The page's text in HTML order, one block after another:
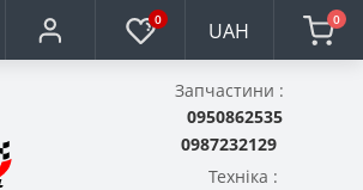
0 UAH 0
Запчастини :
0950862535
0987232129
Техніка :